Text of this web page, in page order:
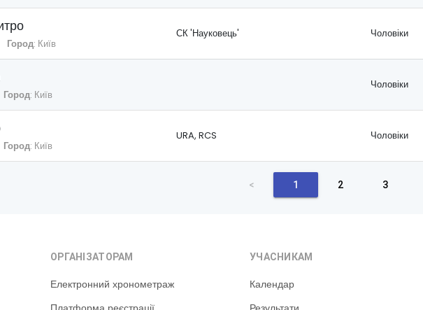
Город: Київ
СК 'Науковець' Чоловіки
Город: Київ
Чоловіки
Город: Київ
URA, RCS Чоловіки
< 1 2 3
ОРГАНІЗАТОРАМ
Електронний хронометраж
УЧАСНИКАМ
Календар